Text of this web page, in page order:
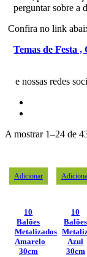
perguntar sobre a
Confira no link
Temas de Festa ,
e nossas redes
A mostrar 1–24 de
Adicionar
10
Balões
Metalizados
Amarelo
30cm
10
Balões
Azul
30cm